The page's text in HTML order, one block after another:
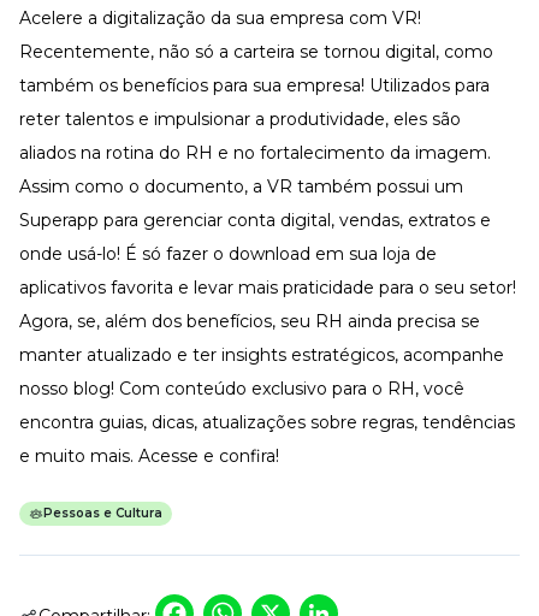
Acelere a digitalização da sua empresa com VR!
Recentemente, não só a carteira se tornou digital, como
também os benefícios para sua empresa! Utilizados para
reter talentos e impulsionar a produtividade, eles são
aliados na rotina do RH e no fortalecimento da imagem.
Assim como o documento, a VR também possui um
Superapp para gerenciar conta digital, vendas, extratos e
onde usá-lo! É só fazer o download em sua loja de
aplicativos favorita e levar mais praticidade para o seu setor!
Agora, se, além dos benefícios, seu RH ainda precisa se
manter atualizado e ter insights estratégicos, acompanhe
nosso blog! Com conteúdo exclusivo para o RH, você
encontra guias, dicas, atualizações sobre regras, tendências
e muito mais. Acesse e confira!
Pessoas e Cultura